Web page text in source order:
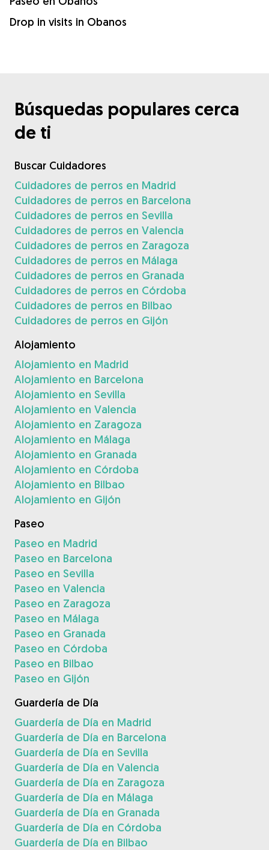
Drop in visits in Obanos
Búsquedas populares cerca
de ti
Buscar Cuidadores
Cuidadores de perros en Madrid
Cuidadores de perros en Barcelona
Cuidadores de perros en Sevilla
Cuidadores de perros en Valencia
Cuidadores de perros en Zaragoza
Cuidadores de perros en Málaga
Cuidadores de perros en Granada
Cuidadores de perros en Córdoba
Cuidadores de perros en Bilbao
Cuidadores de perros en Gijón
Alojamiento
Alojamiento en Madrid
Alojamiento en Barcelona
Alojamiento en Sevilla
Alojamiento en Valencia
Alojamiento en Zaragoza
Alojamiento en Málaga
Alojamiento en Granada
Alojamiento en Córdoba
Alojamiento en Bilbao
Alojamiento en Gijón
Paseo
Paseo en Madrid
Paseo en Barcelona
Paseo en Sevilla
Paseo en Valencia
Paseo en Zaragoza
Paseo en Málaga
Paseo en Granada
Paseo en Córdoba
Paseo en Bilbao
Paseo en Gijón
Guardería de Día
Guardería de Día en Madrid
Guardería de Día en Barcelona
Guardería de Día en Sevilla
Guardería de Día en Valencia
Guardería de Día en Zaragoza
Guardería de Día en Málaga
Guardería de Día en Granada
Guardería de Día en Córdoba
Guardería de Día en Bilbao